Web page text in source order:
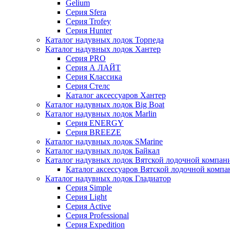
Gelium
Серия Sfera
Серия Trofey
Серия Hunter
Каталог надувных лодок Торпеда
Каталог надувных лодок Хантер
Серия PRO
Серия А ЛАЙТ
Серия Классика
Серия Стелс
Каталог аксессуаров Хантер
Каталог надувных лодок Big Boat
Каталог надувных лодок Marlin
Серия ENERGY
Серия BREEZE
Каталог надувных лодок SMarine
Каталог надувных лодок Байкал
Каталог надувных лодок Вятской лодочной
Каталог аксессуаров Вятской лодочной
Каталог надувных лодок Гладиатор
Серия Simple
Серия Light
Серия Active
Серия Professional
Серия Expedition